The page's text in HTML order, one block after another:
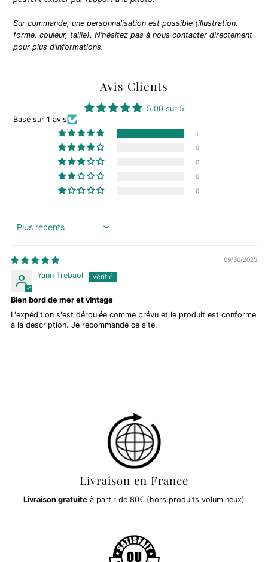
Sur commande, une personnalisation est possible (illustration,
forme, couleur, taille). N’hésitez pas à nous contacter directement
pour plus d’informations.
Avis Clients
5.00 sur 5
Basé sur 1 avis
1
0
0
0
0
Sort by
09/30/2025
Yann Trebaol
Bien bord de mer et vintage
L'expédition s'est déroulée comme prévu et le produit est conforme
à la description. Je recommande ce site.
Livraison en France
Livraison gratuite à partir de 80€ (hors produits volumineux)